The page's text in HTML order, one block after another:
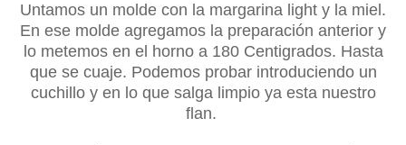
Untamos un molde con la margarina light y la miel.
En ese molde agregamos la preparación anterior y
lo metemos en el horno a 180 Centigrados. Hasta
que se cuaje. Podemos probar introduciendo un
cuchillo y en lo que salga limpio ya esta nuestro
flan.